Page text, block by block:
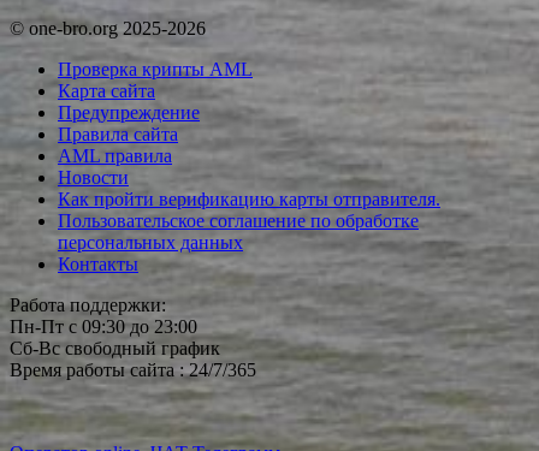
© one-bro.org 2025-2026
Проверка крипты AML
Карта сайта
Предупреждение
Правила сайта
AML правила
Новости
Как пройти верификацию карты отправителя.
Пользовательское соглашение по обработке
персональных данных
Контакты
Работа поддержки:
Пн-Пт с 09:30 до 23:00
Сб-Вс свободный график
Время работы сайта : 24/7/365